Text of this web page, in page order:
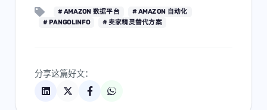
# AMAZON 数据平台
# AMAZON 自动化
# PANGOLINFO
# 卖家精灵替代方案
分享这篇好文：